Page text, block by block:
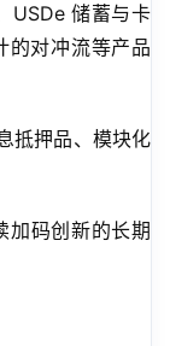
USDe 储蓄与卡
的对冲流等产品
抵押品、模块化
加码创新的长期